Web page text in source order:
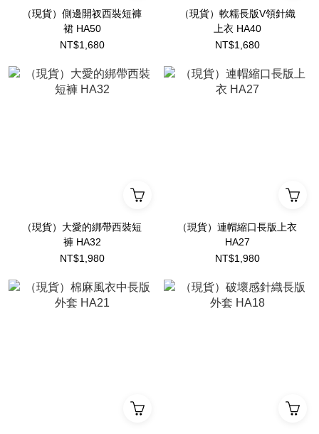
（現貨）側邊開衩西裝短褲
裙 HA50
NT$1,680
（現貨）軟糯長版V領針織
上衣 HA40
NT$1,680
（現貨）大愛的綁帶西裝短
褲 HA32
NT$1,980
（現貨）連帽縮口長版上衣
HA27
NT$1,980